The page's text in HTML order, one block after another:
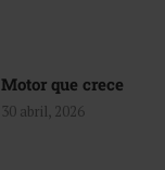
Motor que crece
30 abril, 2026